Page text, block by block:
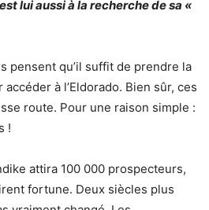
lui aussi à la recherche de sa «
pensent qu’il suffit de prendre la
à l’Eldorado. Bien sûr, ces
route. Pour une raison simple :
!
attira 100 000 prospecteurs,
fortune. Deux siècles plus